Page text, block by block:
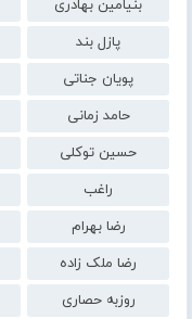
بنیامین بهادری
پازل بند
پویان جناتی
حامد زمانی
حسین توکلی
راغب
رضا بهرام
رضا ملک زاده
روزبه حصاری